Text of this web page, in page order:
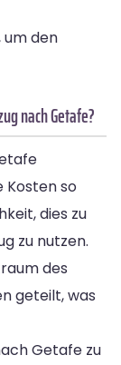
um den
nach Getafe?
Kosten so
dies zu
zu nutzen.
des
geteilt, was
Getafe zu